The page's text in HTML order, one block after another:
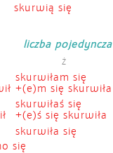
skurwią się
liczba pojedyncza
ż
skurwiłam się
+(e)m się skurwiła
skurwiłaś się
+(e)ś się skurwiła
skurwiła się
się